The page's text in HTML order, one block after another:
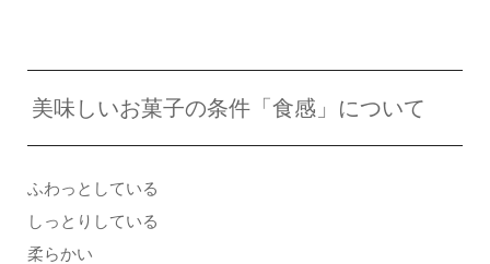
美味しいお菓子の条件「食感」について
ふわっとしている
しっとりしている
柔らかい